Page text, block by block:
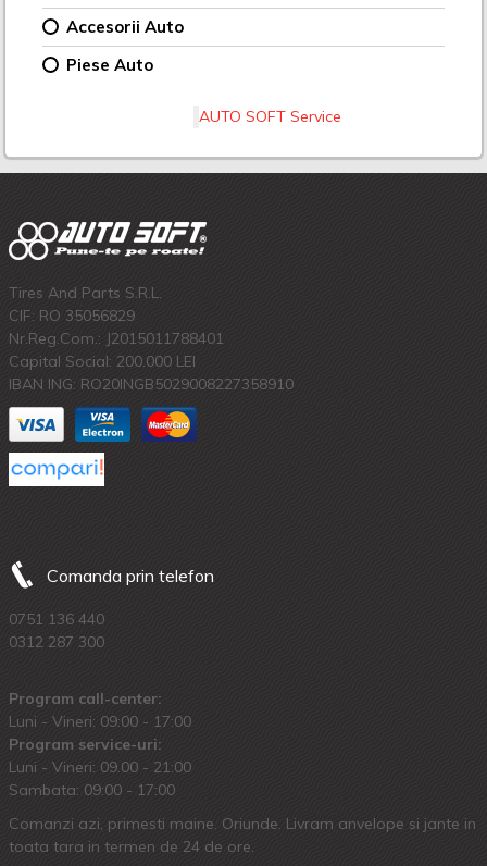
Accesorii Auto
Piese Auto
AUTO SOFT Service
Tires And Parts S.R.L.
CIF: RO 35056829
Nr.Reg.Com.: J2015011788401
Capital Social: 200.000 LEI
IBAN ING: RO20INGB5029008227358910
Comanda prin telefon
0751 136 440
0312 287 300
Program call-center:
Luni - Vineri: 09:00 - 17:00
Program service-uri:
Luni - Vineri: 09.00 - 21:00
Sambata: 09:00 - 17:00
Comanzi azi, primesti maine. Oriunde. Livram anvelope si jante in
toata tara in termen de 24 de ore.